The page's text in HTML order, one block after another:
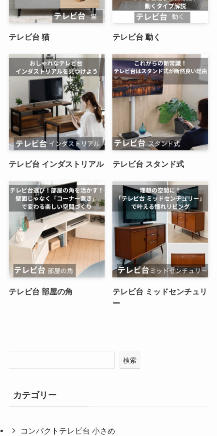
テレビ台 猫 テレビ台 動く
テレビ台 インダストリアル テレビ台 スタンド式
テレビ台 部屋の角
テレビ台 ミッドセンチュリ
ー
検索
カテゴリー
コンパクトテレビ台 小さめ